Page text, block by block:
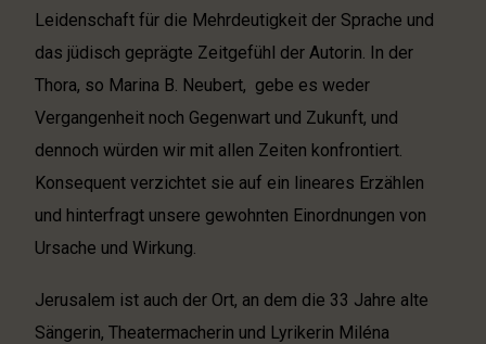
Leidenschaft für die Mehrdeutigkeit der Sprache und
das jüdisch geprägte Zeitgefühl der Autorin. In der
Thora, so Marina B. Neubert, gebe es weder
Vergangenheit noch Gegenwart und Zukunft, und
dennoch würden wir mit allen Zeiten konfrontiert.
Konsequent verzichtet sie auf ein lineares Erzählen
und hinterfragt unsere gewohnten Einordnungen von
Ursache und Wirkung.
Jerusalem ist auch der Ort, an dem die 33 Jahre alte
Sängerin, Theatermacherin und Lyrikerin Miléna